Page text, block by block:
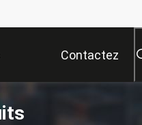
Contactez